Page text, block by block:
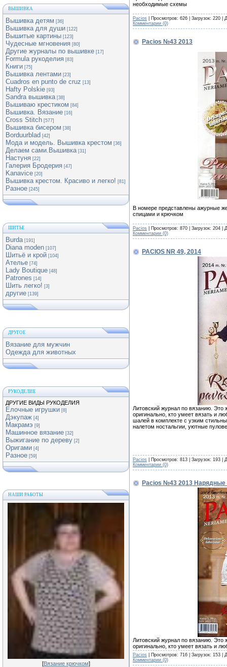
ВЫШИВКА
Вышивка детям [36]
Вышивка для души [122]
Вышитые картины [123]
Чудесные мгновения [80]
Другие журналы по вышивке [17]
Formula рукоделия [83]
Книги [75]
Вышивка лентами [23]
Cuadros en punto de cruz [13]
Hafty Polskie [93]
Sandra вышивка [38]
Вышиваю крестиком [84]
Вышивка. Вязание [16]
Cross Stitch [577]
Вышивка бисером [38]
Borduurblad [42]
Мода и модель. Вышивка крестом [36]
Делаем сами.Вышивка [31]
Настуня [22]
Галерия Бродерия [47]
Kanavice [20]
Вышивка крестом. Красиво и легко! [81]
Разное [245]
ШИТЬЕ
Burda [191]
Diana moden [107]
Шитьё и крой [104]
Ателье [74]
Lady Boutique [48]
Patrones [14]
Шить легко! [3]
другие [139]
ДРУГОЕ
Вязание для мужчин
Одежда для животных
РУКОДЕЛИЕ
ДРУГИЕ ВИДЫ РУКОДЕЛИЯ
Елочные игрушки [8]
Дэкупаж [4]
Макрамэ [9]
Машинное вязание [32]
Выжигание по дереву [2]
Оригами [4]
Разное [59]
НАШИ РАБОТЫ
[Вязание крючком]
необходимые схемы
Pacios | Просмотров: 626 | Загрузок: 220 |
Комментарии (0)
Pacios №43 2013
В номере представлены ажурные
спицами и крючком
Pacios | Просмотров: 870 | Загрузок: 204 |
Комментарии (0)
PACIOS NR 49, 2014
Литовский журнал по вязанию. Это
оригинально, кто умеет вязать и
шалей в комплекте с узким
налетом ностальгии, уютные
Pacios | Просмотров: 813 | Загрузок: 193 |
Комментарии (0)
Pacios №43 2013 Нарядные
Литовский журнал по вязанию. Это
оригинально, кто умеет вязать и
Pacios | Просмотров: 716 | Загрузок: 153 |
Комментарии (0)